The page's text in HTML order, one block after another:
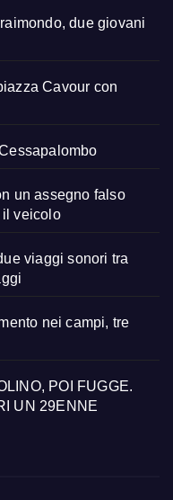
due giovani
Cavour con
un assegno falso
il veicolo
viaggi sonori tra
nei campi, tre
POI FUGGE.
UN 29ENNE